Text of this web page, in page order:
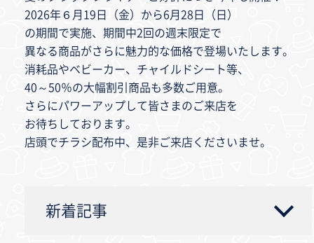
2026年６月19日（金）から6月28日（日）
の期間で実施、期間中2回の週末限定で
異なる商品がさらに魅力的な価格で登場いたします。
消耗品やベビーカー、チャイルドシート等、
40～50％の大幅割引商品も多数ご用意。
さらにパワーアップして皆さまのご来店を
お待ちしております。
店頭でチラシ配布中、是非ご来店くださいませ。
新着記事